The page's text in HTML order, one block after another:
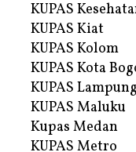
KUPAS
KUPAS Kiat
KUPAS Kolom
KUPAS Kota
KUPAS Lampung
KUPAS Maluku
Kupas Medan
KUPAS Metro